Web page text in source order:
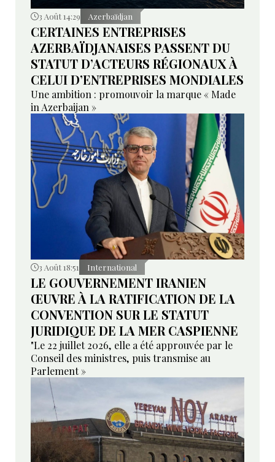
3 Août 14:29 Azerbaïdjan
CERTAINES ENTREPRISES
AZERBAÏDJANAISES PASSENT DU
STATUT D’ACTEURS RÉGIONAUX À
CELUI D’ENTREPRISES MONDIALES
Une ambition : promouvoir la marque « Made
in Azerbaijan »
3 Août 18:51 International
LE GOUVERNEMENT IRANIEN
ŒUVRE À LA RATIFICATION DE LA
CONVENTION SUR LE STATUT
JURIDIQUE DE LA MER CASPIENNE
"Le 22 juillet 2026, elle a été approuvée par le
Conseil des ministres, puis transmise au
Parlement »